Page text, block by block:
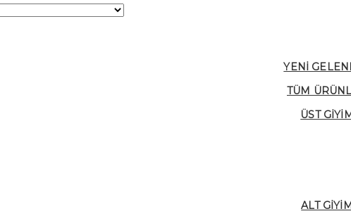
YENI
TÜM
ÜST GIYIM
ALT GIYIM